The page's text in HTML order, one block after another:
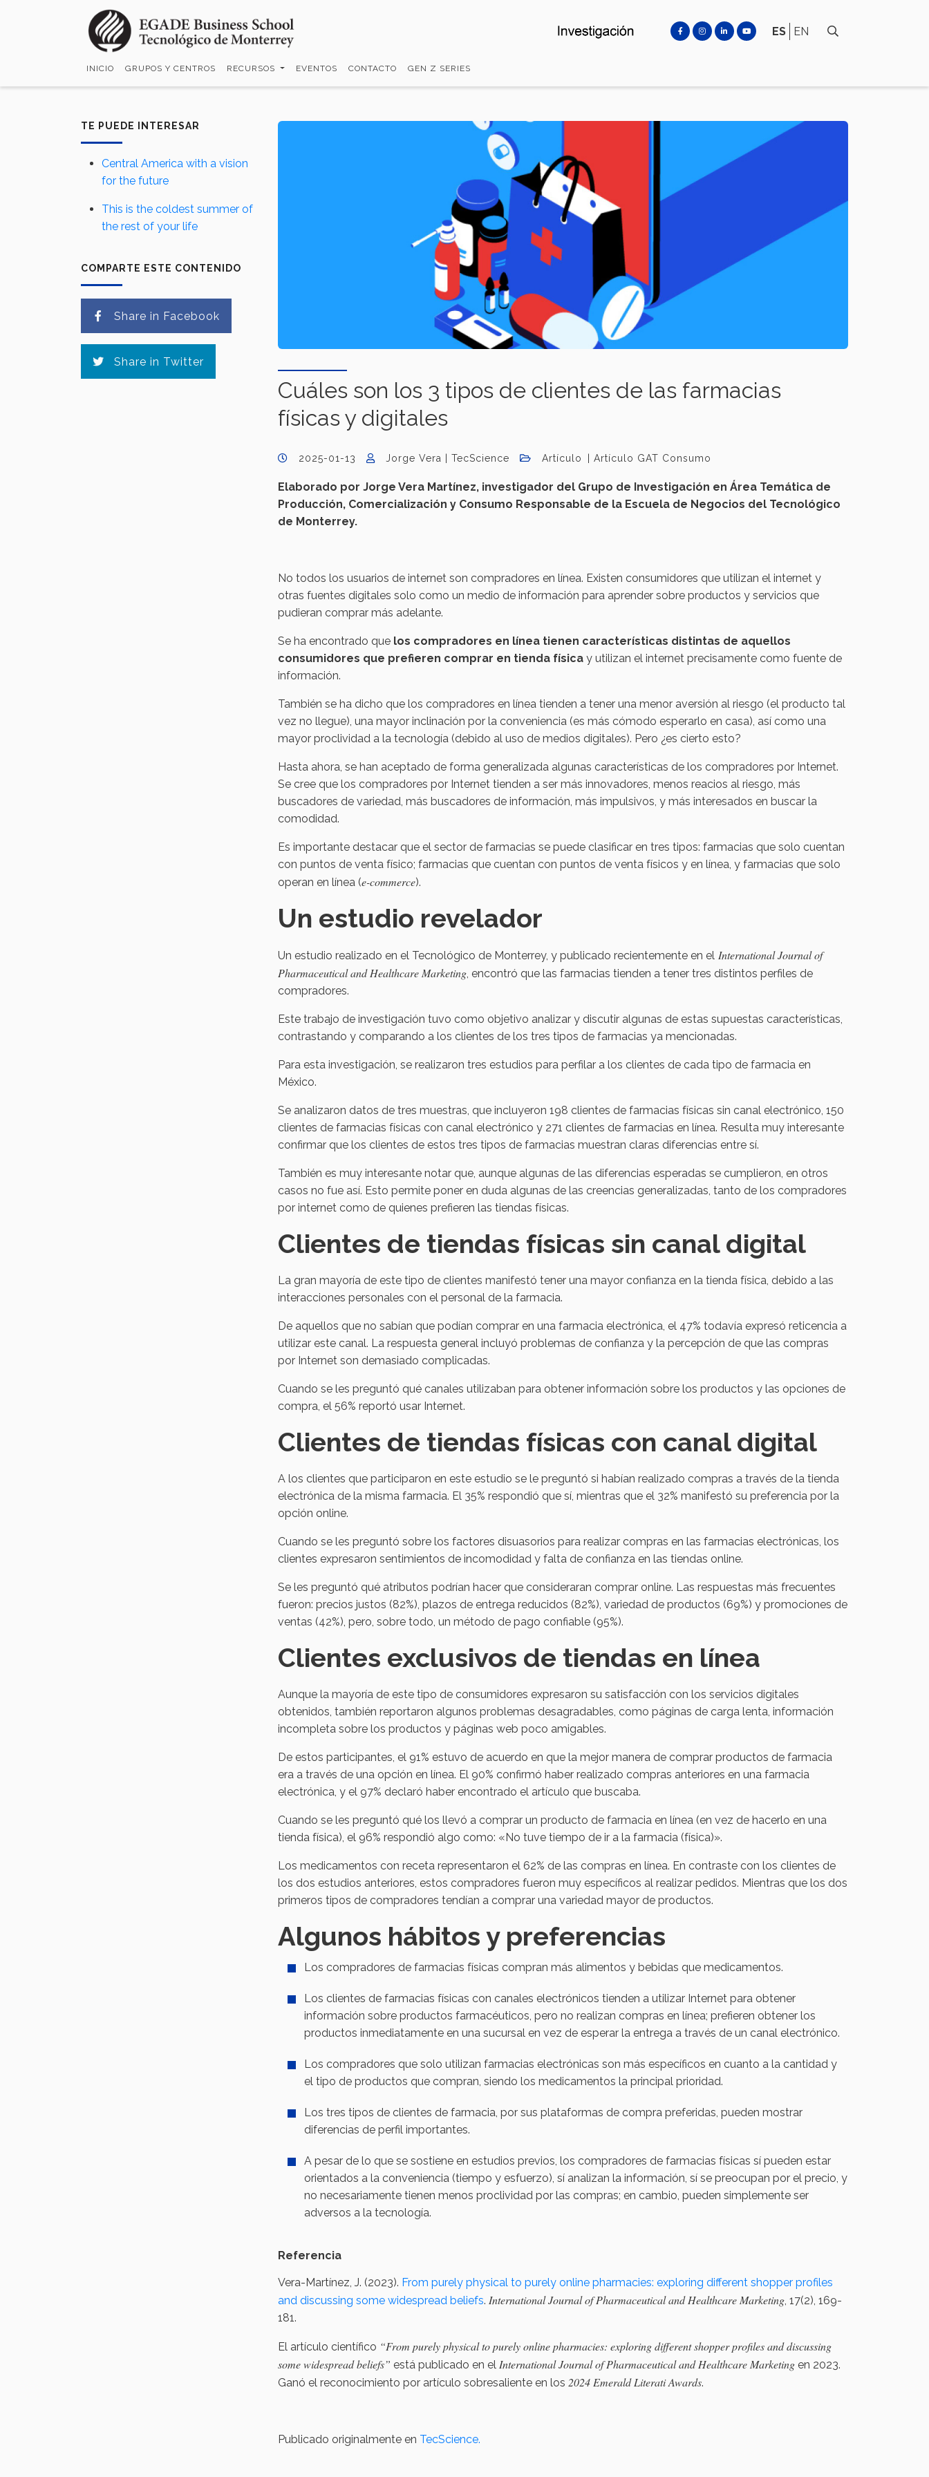
ES EN
INICIO GRUPOS Y CENTROS RECURSOS EVENTOS CONTACTO GEN Z SERIES
TE PUEDE INTERESAR
Central America with a vision
for the future
This is the coldest summer of
the rest of your life
COMPARTE ESTE CONTENIDO
Share in Facebook
Share in Twitter
Cuáles son los 3 tipos de clientes de las farmacias
físicas y digitales
2025-01-13 Jorge Vera | TecScience Artículo Artículo GAT Consumo
Elaborado por Jorge Vera Martínez, investigador del Grupo de Investigación en Área Temática de
Producción, Comercialización y Consumo Responsable de la Escuela de Negocios del Tecnológico
de Monterrey.
No todos los usuarios de internet son compradores en línea. Existen consumidores que utilizan el internet y
otras fuentes digitales solo como un medio de información para aprender sobre productos y servicios que
pudieran comprar más adelante.
Se ha encontrado que los compradores en línea tienen características distintas de aquellos
consumidores que prefieren comprar en tienda física y utilizan el internet precisamente como fuente de
información.
También se ha dicho que los compradores en línea tienden a tener una menor aversión al riesgo (el producto tal
vez no llegue), una mayor inclinación por la conveniencia (es más cómodo esperarlo en casa), así como una
mayor proclividad a la tecnología (debido al uso de medios digitales). Pero ¿es cierto esto?
Hasta ahora, se han aceptado de forma generalizada algunas características de los compradores por Internet.
Se cree que los compradores por Internet tienden a ser más innovadores, menos reacios al riesgo, más
buscadores de variedad, más buscadores de información, más impulsivos, y más interesados ​​en buscar la
comodidad.
Es importante destacar que el sector de farmacias se puede clasificar en tres tipos: farmacias que solo cuentan
con puntos de venta físico; farmacias que cuentan con puntos de venta físicos y en línea, y farmacias que solo
operan en línea (e-commerce).
Un estudio revelador
Un estudio realizado en el Tecnológico de Monterrey, y publicado recientemente en el International Journal of
Pharmaceutical and Healthcare Marketing, encontró que las farmacias tienden a tener tres distintos perfiles de
compradores.
Este trabajo de investigación tuvo como objetivo analizar y discutir algunas de estas supuestas características,
contrastando y comparando a los clientes de los tres tipos de farmacias ya mencionadas.
Para esta investigación, se realizaron tres estudios para perfilar a los clientes de cada tipo de farmacia en
México.
Se analizaron datos de tres muestras, que incluyeron 198 clientes de farmacias físicas sin canal electrónico, 150
clientes de farmacias físicas con canal electrónico y 271 clientes de farmacias en línea. Resulta muy interesante
confirmar que los clientes de estos tres tipos de farmacias muestran claras diferencias entre sí.
También es muy interesante notar que, aunque algunas de las diferencias esperadas se cumplieron, en otros
casos no fue así. Esto permite poner en duda algunas de las creencias generalizadas, tanto de los compradores
por internet como de quienes prefieren las tiendas físicas.
Clientes de tiendas físicas sin canal digital
La gran mayoría de este tipo de clientes manifestó tener una mayor confianza en la tienda física, debido a las
interacciones personales con el personal de la farmacia.
De aquellos que no sabían que podían comprar en una farmacia electrónica, el 47% todavía expresó reticencia a
utilizar este canal. La respuesta general incluyó problemas de confianza y la percepción de que las compras
por Internet son demasiado complicadas.
Cuando se les preguntó qué canales utilizaban para obtener información sobre los productos y las opciones de
compra, el 56% reportó usar Internet.
Clientes de tiendas físicas con canal digital
A los clientes que participaron en este estudio se le preguntó si habían realizado compras a través de la tienda
electrónica de la misma farmacia. El 35% respondió que sí, mientras que el 32% manifestó su preferencia por la
opción online.
Cuando se les preguntó sobre los factores disuasorios para realizar compras en las farmacias electrónicas, los
clientes expresaron sentimientos de incomodidad y falta de confianza en las tiendas online.
Se les preguntó qué atributos podrían hacer que consideraran comprar online. Las respuestas más frecuentes
fueron: precios justos (82%), plazos de entrega reducidos (82%), variedad de productos (69%) y promociones de
ventas (42%), pero, sobre todo, un método de pago confiable (95%).
Clientes exclusivos de tiendas en línea
Aunque la mayoría de este tipo de consumidores expresaron su satisfacción con los servicios digitales
obtenidos, también reportaron algunos problemas desagradables, como páginas de carga lenta, información
incompleta sobre los productos y páginas web poco amigables.
De estos participantes, el 91% estuvo de acuerdo en que la mejor manera de comprar productos de farmacia
era a través de una opción en línea. El 90% confirmó haber realizado compras anteriores en una farmacia
electrónica, y el 97% declaró haber encontrado el artículo que buscaba.
Cuando se les preguntó qué los llevó a comprar un producto de farmacia en línea (en vez de hacerlo en una
tienda física), el 96% respondió algo como: «No tuve tiempo de ir a la farmacia (física)».
Los medicamentos con receta representaron el 62% de las compras en línea. En contraste con los clientes de
los dos estudios anteriores, estos compradores fueron muy específicos al realizar pedidos. Mientras que los dos
primeros tipos de compradores tendían a comprar una variedad mayor de productos.
Algunos hábitos y preferencias
Los compradores de farmacias físicas compran más alimentos y bebidas que medicamentos.
Los clientes de farmacias físicas con canales electrónicos tienden a utilizar Internet para obtener
información sobre productos farmacéuticos, pero no realizan compras en línea; prefieren obtener los
productos inmediatamente en una sucursal en vez de esperar la entrega a través de un canal electrónico.
Los compradores que solo utilizan farmacias electrónicas son más específicos en cuanto a la cantidad y
el tipo de productos que compran, siendo los medicamentos la principal prioridad.
Los tres tipos de clientes de farmacia, por sus plataformas de compra preferidas, pueden mostrar
diferencias de perfil importantes.
A pesar de lo que se sostiene en estudios previos, los compradores de farmacias físicas sí pueden estar
orientados a la conveniencia (tiempo y esfuerzo), sí analizan la información, sí se preocupan por el precio, y
no necesariamente tienen menos proclividad por las compras; en cambio, pueden simplemente ser
adversos a la tecnología.
Referencia
Vera-Martínez, J. (2023). From purely physical to purely online pharmacies: exploring different shopper profiles
and discussing some widespread beliefs. International Journal of Pharmaceutical and Healthcare Marketing, 17(2), 169-
181.
El artículo científico “From purely physical to purely online pharmacies: exploring different shopper profiles and discussing
some widespread beliefs” está publicado en el International Journal of Pharmaceutical and Healthcare Marketing en 2023.
Ganó el reconocimiento por artículo sobresaliente en los 2024 Emerald Literati Awards.
Publicado originalmente en TecScience.